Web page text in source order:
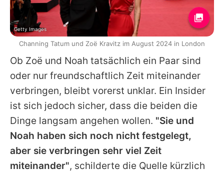
Ob Zoë und Noah tatsächlich ein Paar sind
oder nur freundschaftlich Zeit miteinander
verbringen, bleibt vorerst unklar. Ein Insider
ist sich jedoch sicher, dass die beiden die
Dinge langsam angehen wollen. "Sie und
Noah haben sich noch nicht festgelegt,
aber sie verbringen sehr viel Zeit
miteinander", schilderte die Quelle kürzlich
Getty Images
Channing Tatum und Zoë Kravitz im August 2024 in London